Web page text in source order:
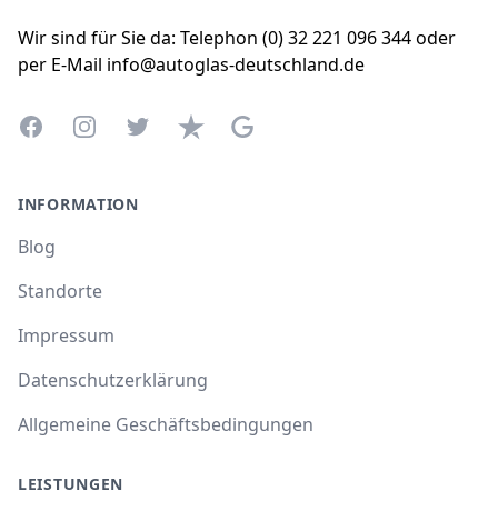
Wir sind für Sie da: Telephon (0) 32 221 096 344 oder
per E-Mail info@autoglas-deutschland.de
FacebookInstagramTwitterTrustpilotGoogle Business Profile
INFORMATION
Blog
Standorte
Impressum
Datenschutzerklärung
Allgemeine Geschäftsbedingungen
LEISTUNGEN